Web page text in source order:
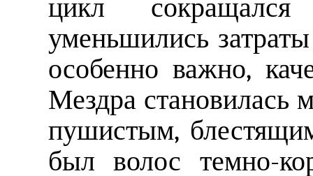
цикл
уменьшились
особенно важно,
Мездра становилась
пушистым,
был волос темно-